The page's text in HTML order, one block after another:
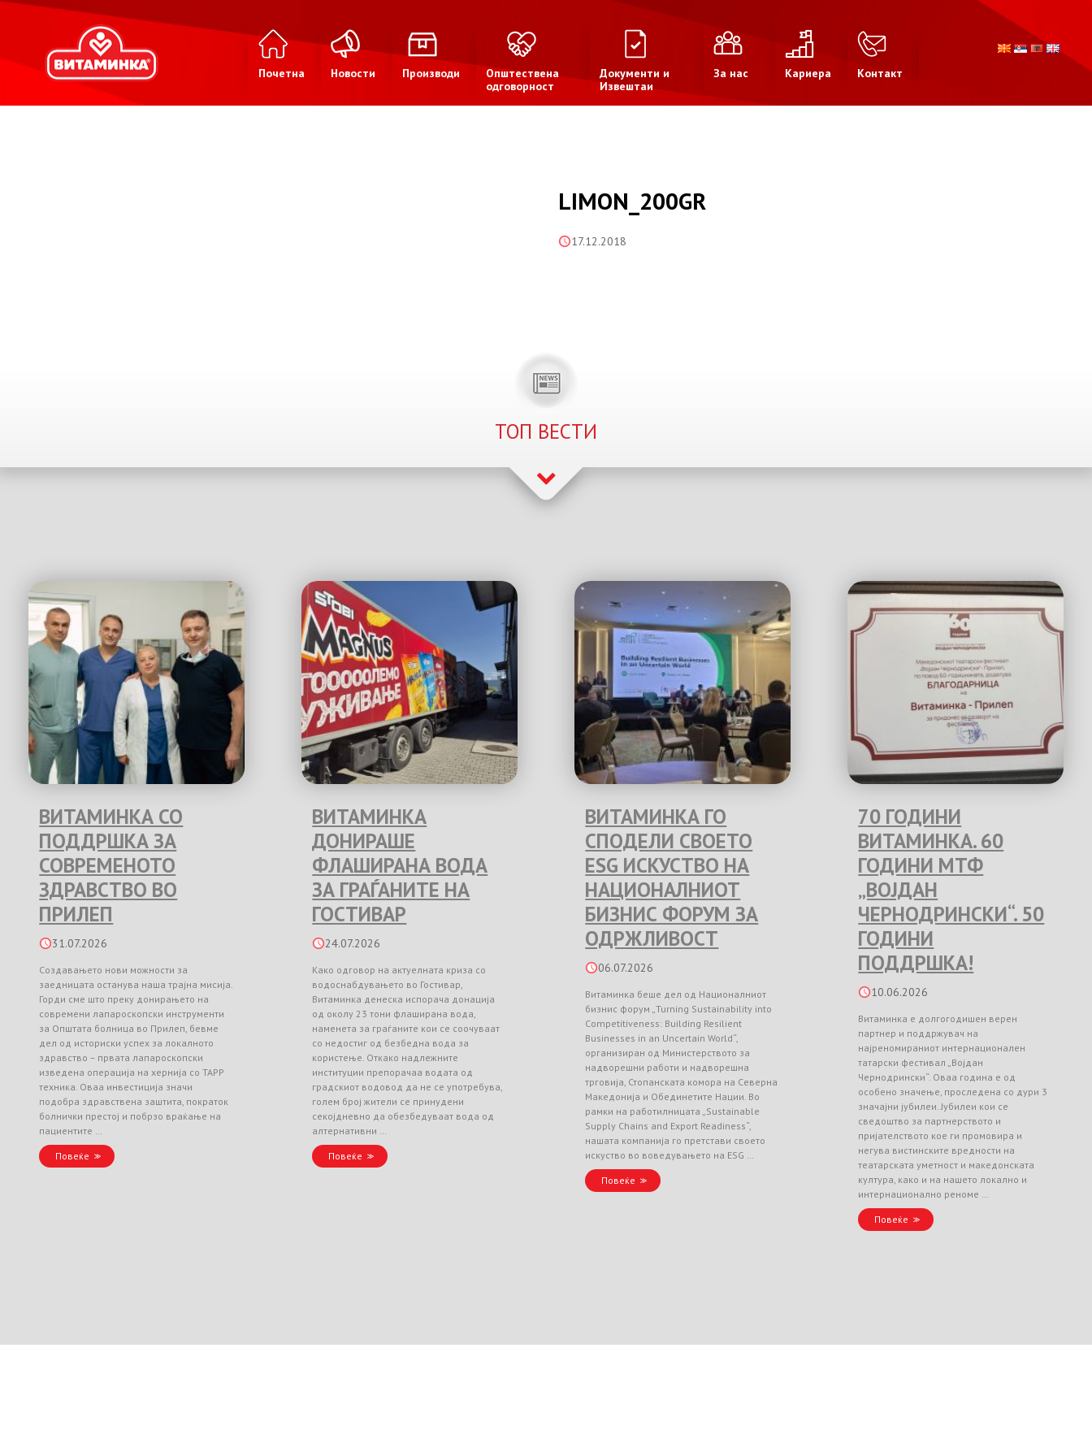
Почетна Новости Производи
Општествена
одговорност
Документи и
Извештаи
За нас Кариера Контакт
LIMON_200GR
17.12.2018
ТОП ВЕСТИ
ВИТАМИНКА СО
ПОДДРШКА ЗА
СОВРЕМЕНОТО
ЗДРАВСТВО ВО
ПРИЛЕП
31.07.2026
Создавањето нови можности за
заедницата останува наша трајна мисија.
Горди сме што преку донирањето на
современи лапароскопски инструменти
за Општата болница во Прилеп, бевме
дел од историски успех за локалното
здравство – првата лапароскопски
изведена операција на хернија со TAPP
техника. Оваа инвестиција значи
подобра здравствена заштита, пократок
болнички престој и побрзо враќање на
пациентите …
Повеќе
ВИТАМИНКА
ДОНИРАШЕ
ФЛАШИРАНА ВОДА
ЗА ГРАЃАНИТЕ НА
ГОСТИВАР
24.07.2026
Како одговор на актуелната криза со
водоснабдувањето во Гостивар,
Витаминка денеска испорача донација
од околу 23 тони флаширана вода,
наменета за граѓаните кои се соочуваат
со недостиг од безбедна вода за
користење. Откако надлежните
институции препорачаа водата од
градскиот водовод да не се употребува,
голем број жители се принудени
секојдневно да обезбедуваат вода од
алтернативни …
Повеќе
ВИТАМИНКА ГО
СПОДЕЛИ СВОЕТО
ESG ИСКУСТВО НА
НАЦИОНАЛНИОТ
БИЗНИС ФОРУМ ЗА
ОДРЖЛИВОСТ
06.07.2026
Витаминка беше дел од Националниот
бизнис форум „Turning Sustainability into
Competitiveness: Building Resilient
Businesses in an Uncertain World“,
организиран од Министерството за
надворешни работи и надворешна
трговија, Стопанската комора на Северна
Македонија и Обединетите Нации. Во
рамки на работилницата „Sustainable
Supply Chains and Export Readiness“,
нашата компанија го претстави своето
искуство во воведувањето на ESG …
Повеќе
70 ГОДИНИ
ВИТАМИНКА. 60
ГОДИНИ МТФ
„ВОЈДАН
ЧЕРНОДРИНСКИ“. 50
ГОДИНИ
ПОДДРШКА!
10.06.2026
Витаминка е долгогодишен верен
партнер и поддржувач на
најреномираниот интернационален
татарски фестивал „Војдан
Чернодрински“. Оваа година е од
особено значење, проследена со дури 3
значајни јубилеи. Јубилеи кои се
сведоштво за партнерството и
пријателството кое ги промовира и
негува вистинските вредности на
театарската уметност и македонската
култура, како и на нашето локално и
интернационално реноме …
Повеќе